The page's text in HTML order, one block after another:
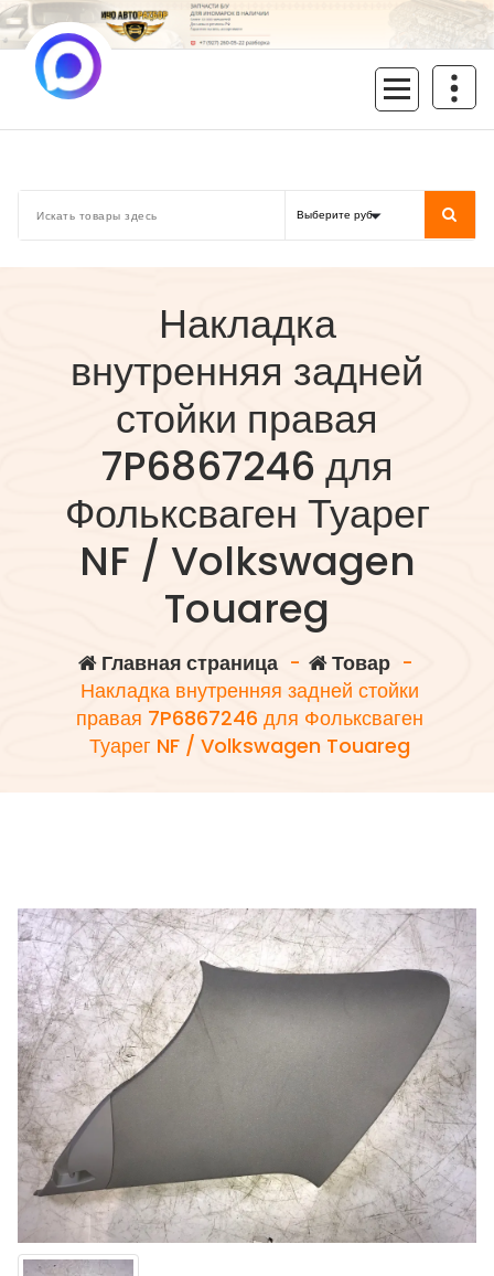
Перейти
к
содержимому
Накладка
внутренняя задней
стойки правая
7P6867246 для
Фольксваген Туарег
NF / Volkswagen
Touareg
Главная страница- Товар-
Накладка внутренняя задней стойки
правая 7P6867246 для Фольксваген
Туарег NF / Volkswagen Touareg